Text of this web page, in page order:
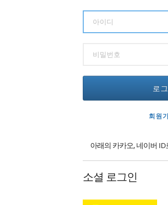
로
회원
아래의 카카오, 네이버
소셜 로그인